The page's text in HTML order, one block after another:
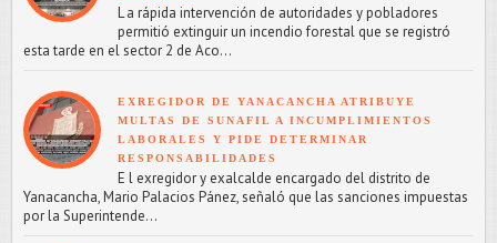
L a rápida intervención de autoridades y pobladores
permitió extinguir un incendio forestal que se registró
esta tarde en el sector 2 de Aco...
EXREGIDOR DE YANACANCHA ATRIBUYE
MULTAS DE SUNAFIL A INCUMPLIMIENTOS
LABORALES Y PIDE DETERMINAR
RESPONSABILIDADES
E l exregidor y exalcalde encargado del distrito de
Yanacancha, Mario Palacios Pánez, señaló que las sanciones impuestas
por la Superintende...